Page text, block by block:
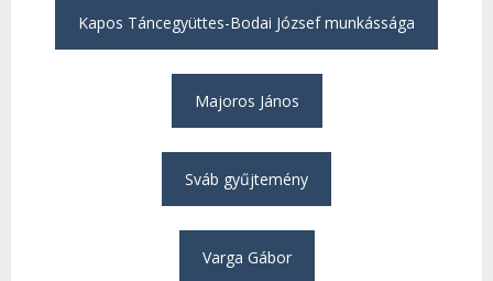
Kapos Táncegyüttes-Bodai József munkássága
Majoros János
Sváb gyűjtemény
Varga Gábor